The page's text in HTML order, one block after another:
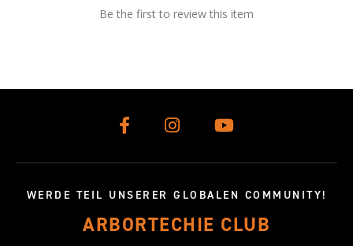
Be the first to review this item
WERDE TEIL UNSERER GLOBALEN COMMUNITY!
ARBORTECHIE CLUB